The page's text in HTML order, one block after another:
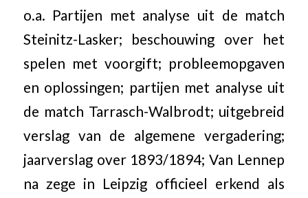
o.a. Partijen met analyse uit de match
Steinitz-Lasker; beschouwing over het
spelen met voorgift; probleemopgaven
en oplossingen; partijen met analyse uit
de match Tarrasch-Walbrodt; uitgebreid
verslag van de algemene vergadering;
jaarverslag over 1893/1894; Van Lennep
na zege in Leipzig officieel erkend als